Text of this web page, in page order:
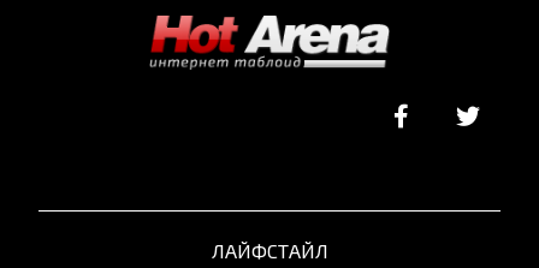
ЛАЙФСТАЙЛ